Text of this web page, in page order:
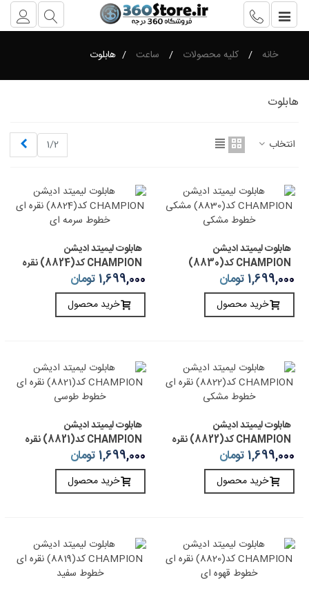
خانه / کلیه محصولات / ساعت / هابلوت
هابلوت
انتخاب 1/2
هابلوت لیمیتد ادیشن
CHAMPION کد(8830)
مشکی خطوط مشکی
1,699,000 تومان
خرید محصول
هابلوت لیمیتد ادیشن
CHAMPION کد(8824) نقره
ای خطوط سرمه ای
1,699,000 تومان
خرید محصول
هابلوت لیمیتد ادیشن
CHAMPION کد(8822) نقره
ای خطوط مشکی
1,699,000 تومان
خرید محصول
هابلوت لیمیتد ادیشن
CHAMPION کد(8821) نقره
ای خطوط طوسی
1,699,000 تومان
خرید محصول